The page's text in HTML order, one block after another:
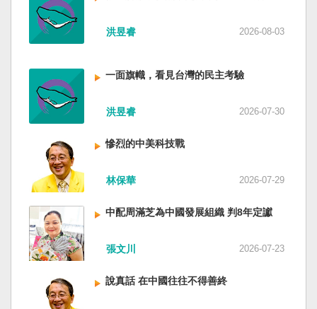
洪昱睿 2026-08-03
一面旗幟，看見台灣的民主考驗
洪昱睿 2026-07-30
慘烈的中美科技戰
林保華 2026-07-29
中配周滿芝為中國發展組織 判8年定讞
張文川 2026-07-23
說真話 在中國往往不得善終